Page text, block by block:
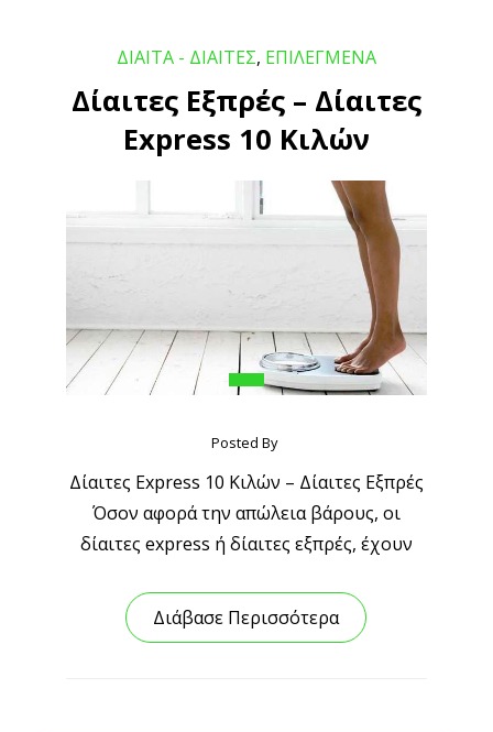
ΔΙΑΙΤΑ - ΔΙΑΙΤΕΣ, ΕΠΙΛΕΓΜΕΝΑ
Δίαιτες Εξπρές – Δίαιτες
Express 10 Κιλών
Posted By
Δίαιτες Express 10 Κιλών – Δίαιτες Εξπρές
Όσον αφορά την απώλεια βάρους, οι
δίαιτες express ή δίαιτες εξπρές, έχουν
Διάβασε Περισσότερα